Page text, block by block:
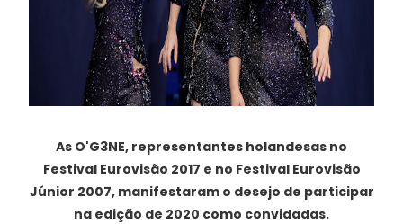
As O'G3NE, representantes holandesas no
Festival Eurovisão 2017 e no Festival Eurovisão
Júnior 2007, manifestaram o desejo de participar
na edição de 2020 como convidadas.